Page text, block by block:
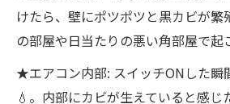
けたら、壁にポツポツと黒カビが繁
の部屋や日当たりの悪い角部屋で起
★エアコン内部: スイッチONした
💧。内部にカビが生えていると感じ